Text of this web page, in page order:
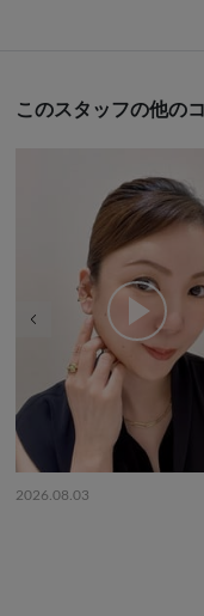
このスタッフの他の
2026.08.03
前の画像